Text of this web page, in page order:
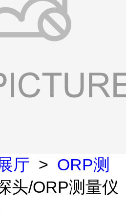
厅 > ORP测
头/ORP测量仪